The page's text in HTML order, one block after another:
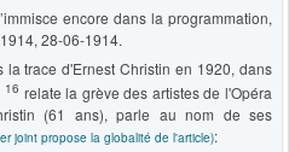
encore dans la programmation,
28-06-1914.
trace d'Ernest Christin en 1920, dans
16 relate la grève des artistes de l'Opéra
(61 ans), parle au nom de ses
joint propose la globalité de l'article):